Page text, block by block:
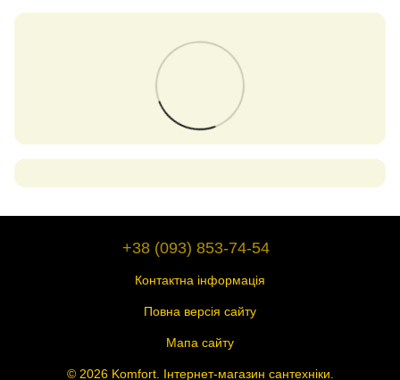
+38 (093) 853-74-54
Контактна інформація
Повна версія сайту
Мапа сайту
© 2026 Komfort. Інтернет-магазин сантехніки.